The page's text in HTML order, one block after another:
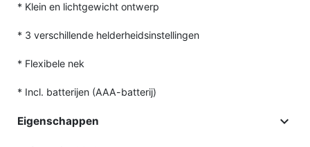
* Klein en lichtgewicht ontwerp
* 3 verschillende helderheidsinstellingen
* Flexibele nek
* Incl. batterijen (AAA-batterij)
Eigenschappen 